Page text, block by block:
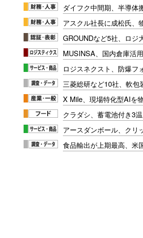
ダイフク中間期、半導体
アスクル社長に成松氏、
GROUNDなど5社、ロジ
MUSINSA、国内倉庫活
ロジスネクスト、防爆フ
三菱総研など10社、軟包
X Mile、現場特化型AIを
クラダシ、蓄電池付き3
アースダンボール、クリ
食品輸出が上期最高、米